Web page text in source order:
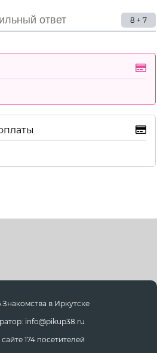
8 + 7
Знакомства в Иркутске
info@pikup38.ru
174 посетителей